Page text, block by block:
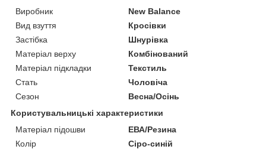
Виробник
New Balance
Вид взуття
Кросівки
Застібка
Шнурівка
Матеріал верху
Комбінований
Матеріал підкладки
Текстиль
Стать
Чоловіча
Сезон
Весна/Осінь
Користувальницькі характеристики
Матеріал підошви
ЕВА/Резина
Колір
Сіро-синій